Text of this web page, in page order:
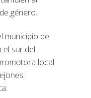
género.
municipio de
el sur del
local